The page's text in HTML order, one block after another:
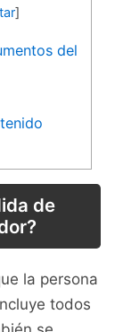
]
del
de
la persona
todos